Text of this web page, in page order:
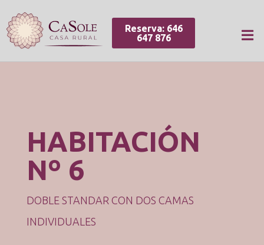
Reserva: 646
647 876
HABITACIÓN
Nº 6
DOBLE STANDAR CON DOS CAMAS
INDIVIDUALES